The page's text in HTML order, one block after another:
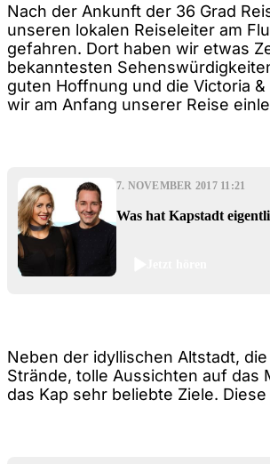
Nach der Ankunft der 36 Grad
unseren lokalen Reiseleiter am
gefahren. Dort haben wir etwas
bekanntesten
guten Hoffnung und die Victoria
wir am Anfang unserer Reise
7. NOVEMBER 2017 11:21
Was hat Kapstadt
Neben der idyllischen Altstadt,
Strände, tolle Aussichten auf das
das Kap sehr beliebte Ziele.